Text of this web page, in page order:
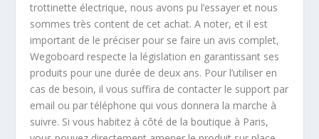
trottinette électrique, nous avons pu l’essayer et nous
sommes très content de cet achat. A noter, et il est
important de le préciser pour se faire un avis complet,
Wegoboard respecte la législation en garantissant ses
produits pour une durée de deux ans. Pour l’utiliser en
cas de besoin, il vous suffira de contacter le support par
email ou par téléphone qui vous donnera la marche à
suivre. Si vous habitez à côté de la boutique à Paris,